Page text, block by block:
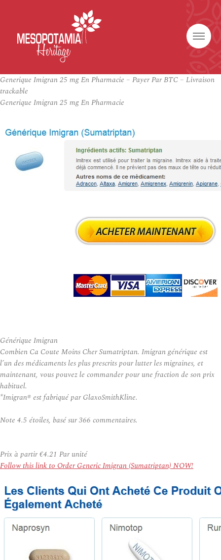
Generique Imigran 25 mg En Pharmacie – Payer Par BTC – Livraison
trackable
Generique Imigran 25 mg En Pharmacie
Générique Imigran
Combien Ca Coute Moins Cher Sumatriptan. Imigran générique est
l’un des médicaments les plus prescrits pour lutter les migraines, et
maintenant, vous pouvez le commander pour une fraction de son prix
habituel.
*Imigran® est fabriqué par GlaxoSmithKline.
Note 4.5 étoiles, basé sur366 commentaires.
Prix à partir€4.21 Par unité
Follow this link to Order Generic Imigran (Sumatriptan) NOW!